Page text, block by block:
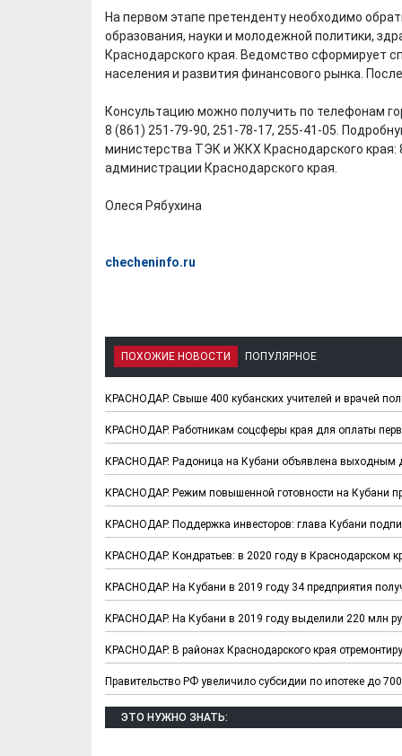
На первом этапе претенденту необходимо
образования, науки и молодежной политики,
Краснодарского края. Ведомство сформирует
населения и развития финансового рынка.
Консультацию можно получить по телефонам
8 (861) 251-79-90, 251-78-17, 255-41-05.
министерства ТЭК и ЖКХ Краснодарского
администрации Краснодарского края.
Олеся Рябухина
checheninfo.ru
ПОХОЖИЕ НОВОСТИ ПОПУЛЯРНОЕ
КРАСНОДАР. Свыше 400 кубанских учителей и врачей
КРАСНОДАР. Работникам соцсферы края для оплаты
КРАСНОДАР. Радоница на Кубани объявлена выходным
КРАСНОДАР. Режим повышенной готовности на Кубани
КРАСНОДАР. Поддержка инвесторов: глава Кубани
КРАСНОДАР. Кондратьев: в 2020 году в Краснодарском
КРАСНОДАР. На Кубани в 2019 году 34 предприятия
КРАСНОДАР. На Кубани в 2019 году выделили 220 млн
КРАСНОДАР. В районах Краснодарского края
Правительство РФ увеличило субсидии по ипотеке до
ЭТО НУЖНО ЗНАТЬ: